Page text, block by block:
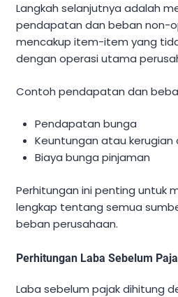
Langkah selanjutnya adalah
pendapatan dan beban non-
mencakup item-item yang
dengan operasi utama
Contoh pendapatan dan
Pendapatan bunga
Keuntungan atau kerugian
Biaya bunga pinjaman
Perhitungan ini penting untuk
lengkap tentang semua
beban perusahaan.
Perhitungan Laba Sebelum
Laba sebelum pajak dihitung